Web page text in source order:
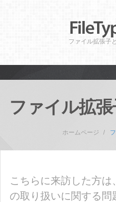
ファイル拡張子
ファイル拡
ホームページ
こちらに来訪した方は
の取り扱いに関する問